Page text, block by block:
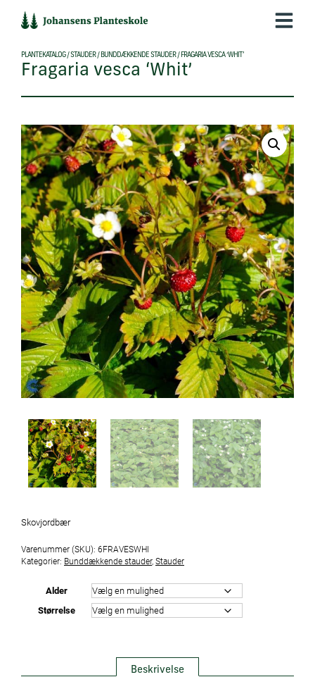
indholdet
PLANTEKATALOG/STAUDER/ BUNDDÆKKENDE STAUDER/ FRAGARIA VESCA ‘WHIT’
Fragaria vesca ‘Whit’
Skovjordbær
Varenummer (SKU): 6FRAVESWHI
Kategorier: Bunddækkende stauder, Stauder
Alder
Størrelse
Beskrivelse